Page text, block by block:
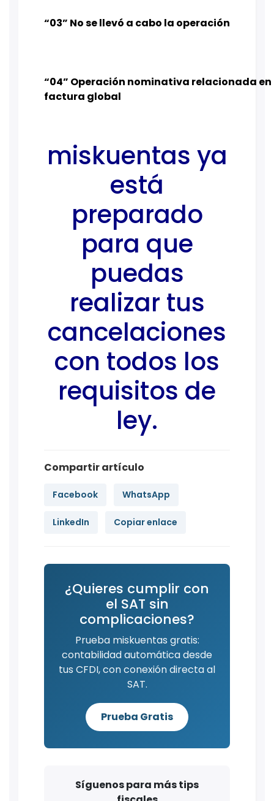
“03” No se llevó a cabo la operación
“04” Operación nominativa relacionada en
factura global
miskuentas ya
está
preparado
para que
puedas
realizar tus
cancelaciones
con todos los
requisitos de
ley.
Compartir artículo
Facebook WhatsApp
LinkedIn Copiar enlace
¿Quieres cumplir con
el SAT sin
complicaciones?
Prueba miskuentas gratis:
contabilidad automática desde
tus CFDI, con conexión directa al
SAT.
Prueba Gratis
Síguenos para más tips